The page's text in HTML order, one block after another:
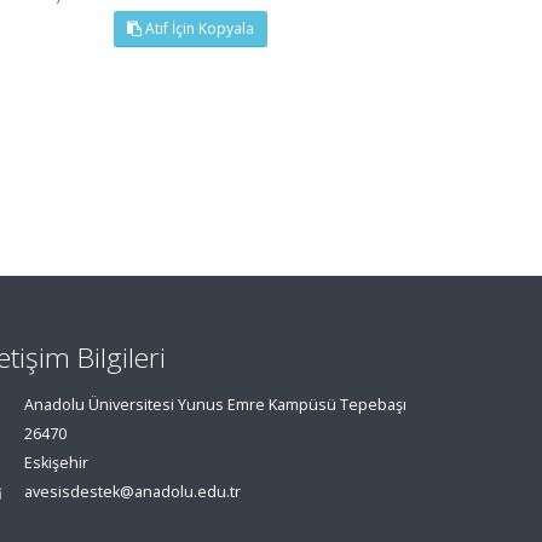
Atıf İçin Kopyala
Bilgileri
Anadolu Üniversitesi Yunus Emre Kampüsü Tepebaşı
26470
Eskişehir
avesisdestek@anadolu.edu.tr